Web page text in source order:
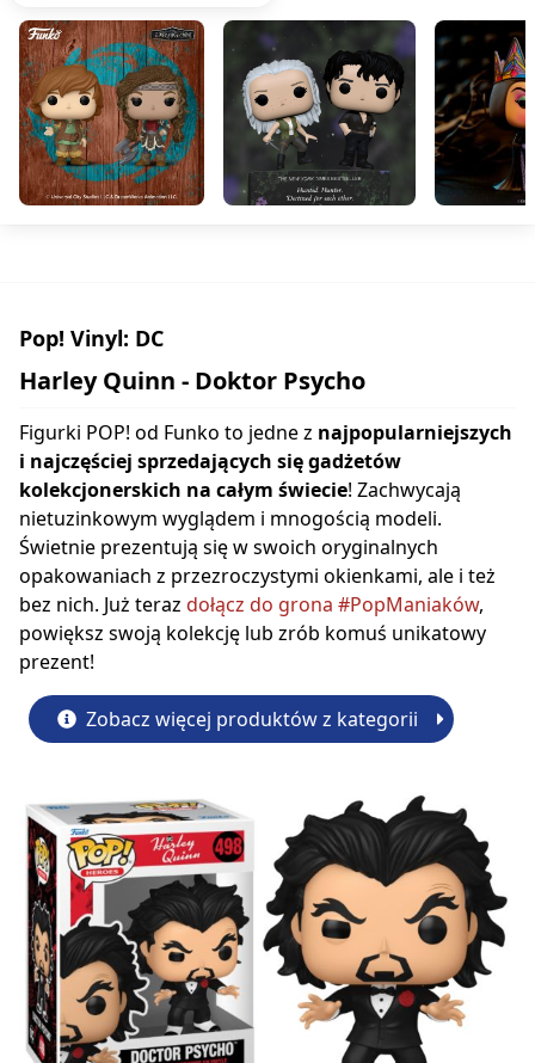
Pop! Vinyl: DC
Harley Quinn - Doktor Psycho
Figurki POP! od Funko to jedne z najpopularniejszych
i najczęściej sprzedających się gadżetów
kolekcjonerskich na całym świecie! Zachwycają
nietuzinkowym wyglądem i mnogością modeli.
Świetnie prezentują się w swoich oryginalnych
opakowaniach z przezroczystymi okienkami, ale i też
bez nich. Już teraz dołącz do grona #PopManiaków,
powiększ swoją kolekcję lub zrób komuś unikatowy
prezent!
Zobacz więcej produktów z kategorii